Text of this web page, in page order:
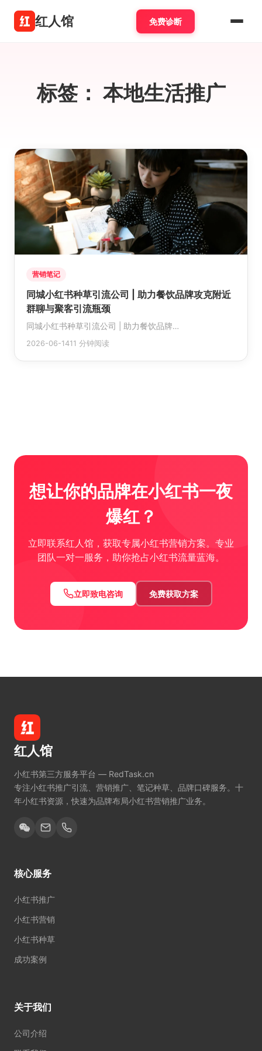
红人馆 免费诊断
标签： 本地生活推广
营销笔记
同城小红书种草引流公司 | 助力餐饮品牌攻克附近
群聊与聚客引流瓶颈
同城小红书种草引流公司 | 助力餐饮品牌…
2026-06-1411 分钟阅读
想让你的品牌在小红书一夜
爆红？
立即联系红人馆，获取专属小红书营销方案。专业
团队一对一服务，助你抢占小红书流量蓝海。
立即致电咨询 免费获取方案
红人馆
小红书第三方服务平台 — RedTask.cn
专注小红书推广引流、营销推广、笔记种草、品牌口碑服务。十
年小红书资源，快速为品牌布局小红书营销推广业务。
核心服务
小红书推广
小红书营销
小红书种草
成功案例
关于我们
公司介绍